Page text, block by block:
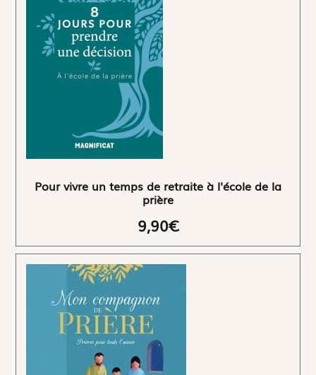
Pour vivre un temps de retraite à l'école de la
prière
9,90€